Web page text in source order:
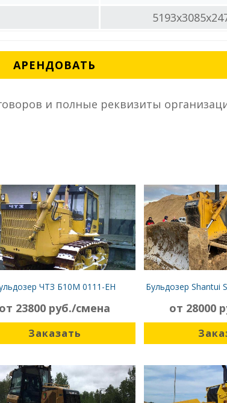
АРЕНДОВАТЬ
и полные реквизиты
ЧТЗ Б10М 0111-ЕН
от 23800 руб./смена
Заказать
Бульдозер Shantui
от 28000